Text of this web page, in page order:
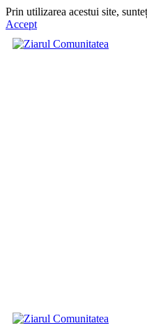
Prin utilizarea acestui site,
Accept